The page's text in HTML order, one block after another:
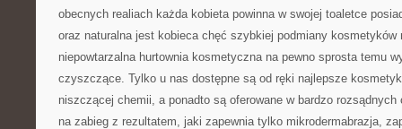
obecnych realiach każda kobieta powinna w swojej toaletce
oraz naturalna jest kobieca chęć szybkiej podmiany kosmetyków
niepowtarzalna hurtownia kosmetyczna na pewno sprosta temu
czyszczące. Tylko u nas dostępne są od ręki najlepsze
niszczącej chemii, a ponadto są oferowane w bardzo
na zabieg z rezultatem, jaki zapewnia tylko mikrodermabrazja,